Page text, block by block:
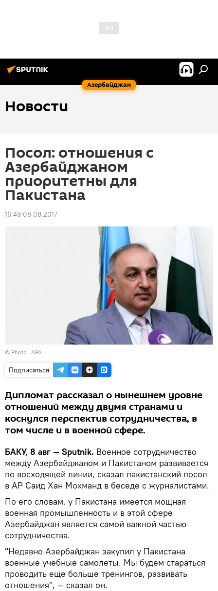
Азербайджан
Новости
Посол: отношения с
Азербайджаном
приоритетны для
Пакистана
16:49 08.08.2017
© Photo : APA
Подписаться
Дипломат рассказал о нынешнем уровне
отношений между двумя странами и
коснулся перспектив сотрудничества, в
том числе и в военной сфере.
БАКУ, 8 авг — Sputnik. Военное сотрудничество
между Азербайджаном и Пакистаном развивается
по восходящей линии, сказал пакистанский посол
в АР Саид Хан Мохманд в беседе с журналистами.
По его словам, у Пакистана имеется мощная
военная промышленность и в этой сфере
Азербайджан является самой важной частью
сотрудничества.
"Недавно Азербайджан закупил у Пакистана
военные учебные самолеты. Мы будем стараться
проводить еще больше тренингов, развивать
отношения", — сказал он.